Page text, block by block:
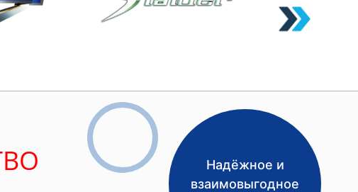
Надёжное и
взаимовыгодное